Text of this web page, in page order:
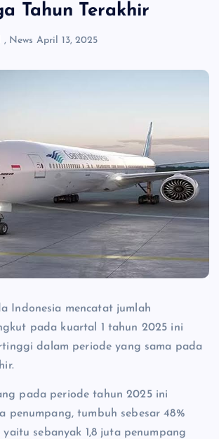
Tahun Terakhir
, News April 13, 2025
Indonesia mencatat jumlah
pada kuartal 1 tahun 2025 ini
dalam periode yang sama pada
pada periode tahun 2025 ini
penumpang, tumbuh sebesar 48%
sebanyak 1,8 juta penumpang